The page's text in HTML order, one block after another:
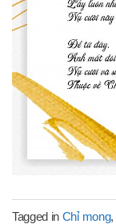
Tagged in Chỉ mong,